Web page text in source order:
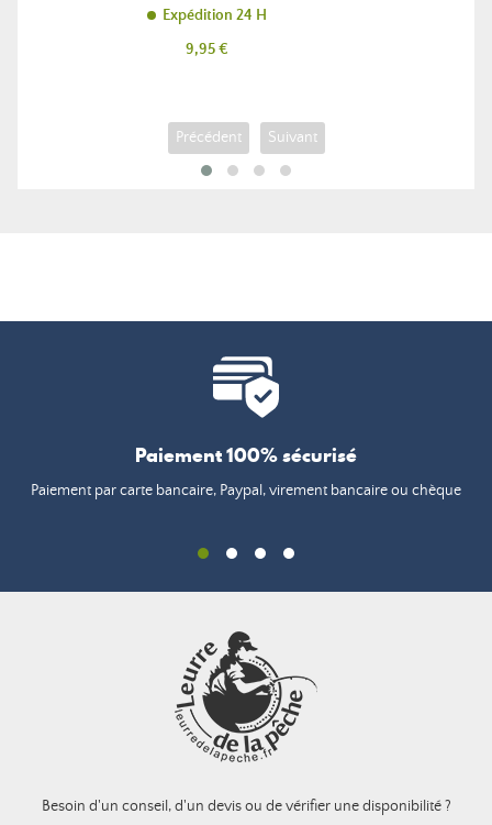
Expédition 24 H
Prix
9,95 €
Précédent Suivant
Paiement 100% sécurisé
Paiement par carte bancaire, Paypal, virement bancaire ou chèque
Besoin d'un conseil, d'un devis ou de vérifier une disponibilité ?